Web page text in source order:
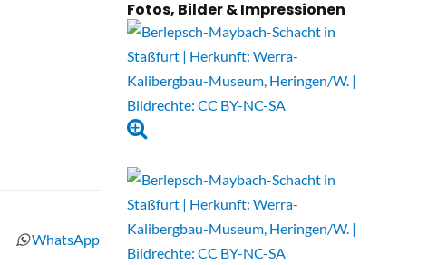
WhatsApp
Fotos, Bilder & Impressionen